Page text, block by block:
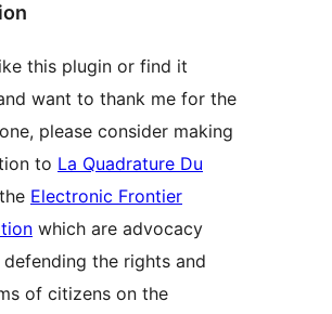
this plugin or find it
want to thank me for the
please consider making
to La Quadrature Du
Electronic Frontier
which are advocacy
the rights and
of citizens on the